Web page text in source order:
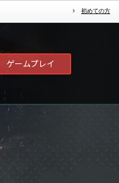
初めての方
ゲームプレイ